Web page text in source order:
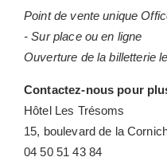
Point de vente unique
- Sur place ou en ligne
Ouverture de la billetterie
Contactez-nous pour
Hôtel Les Trésoms
15, boulevard de la
04 50 51 43 84